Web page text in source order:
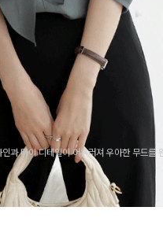
과 타이 디테일이 어우러져 우아한 무드를
데일리룩부터 출근룩, 하객룩까지 세련된